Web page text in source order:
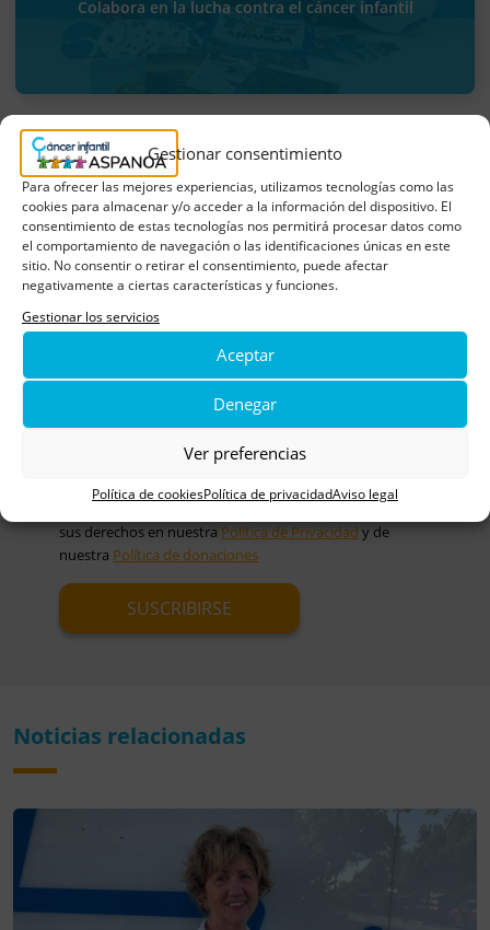
Gestionar consentimiento
Para ofrecer las mejores experiencias, utilizamos tecnologías como las
cookies para almacenar y/o acceder a la información del dispositivo. El
consentimiento de estas tecnologías nos permitirá procesar datos como
el comportamiento de navegación o las identificaciones únicas en este
sitio. No consentir o retirar el consentimiento, puede afectar
negativamente a ciertas características y funciones.
Gestionar los servicios
Aceptar
Denegar
Ver preferencias
Política de cookiesPolítica de privacidadAviso legal
Colabora en la lucha contra el cáncer infantil
Suscríbete y recibe todas
nuestras novedades y eventos
Email
Completando el formulario y haciendo click en
sus datos personales para hacerle llegar información
periódica con los servicios y actividades por correo
sus derechos en nuestra Política de Privacidad y de
nuestra Política de donaciones
Noticias relacionadas